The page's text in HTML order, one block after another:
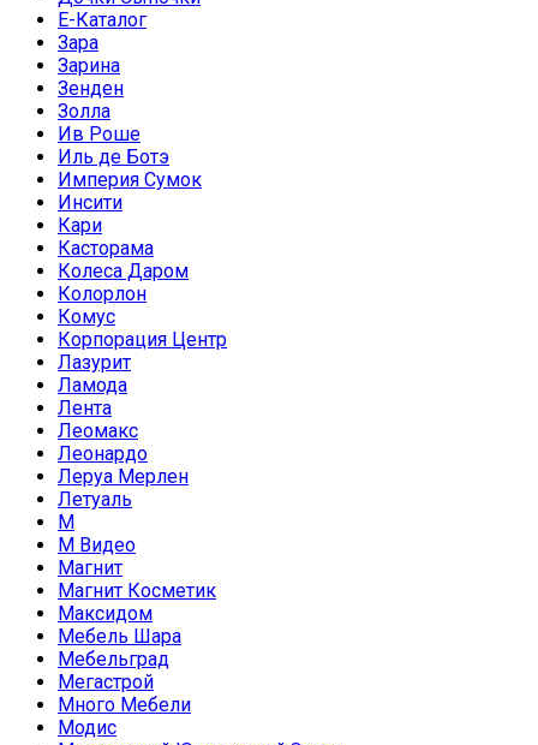
Е-Каталог
Зара
Зарина
Зенден
Золла
Ив Роше
Иль де Ботэ
Империя Сумок
Инсити
Кари
Касторама
Колеса Даром
Колорлон
Комус
Корпорация Центр
Лазурит
Ламода
Лента
Леомакс
Леонардо
Леруа Мерлен
Летуаль
М
М Видео
Магнит
Магнит Косметик
Максидом
Мебель Шара
Мебельград
Мегастрой
Много Мебели
Модис